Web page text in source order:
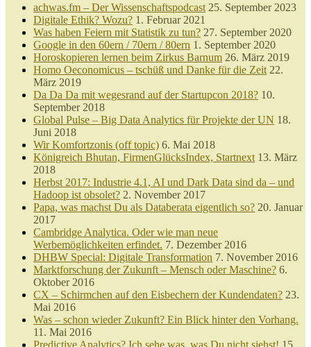
achwas.fm – Der Wissenschaftspodcast 25. September 2023
Digitale Ethik? Wozu? 1. Februar 2021
Was haben Feiern mit Statistik zu tun? 27. September 2020
Google in den 60ern / 70ern / 80ern 1. September 2020
Horoskopieren lernen beim Zirkus Barnum 26. März 2019
Homo Oeconomicus – tschüß und Danke für die Zeit 22.
März 2019
Da Da Da mit wegesrand auf der Startupcon 2018? 10.
September 2018
Global Pulse – Big Data Analytics für Projekte der UN 18.
Juni 2018
Wir Komfortzonis (off topic) 6. Mai 2018
Königreich Bhutan, FirmenGlücksIndex, Startnext 13. März
2018
Herbst 2017: Industrie 4.1, AI und Dark Data sind da – und
Hadoop ist obsolet? 2. November 2017
Papa, was machst Du als Databerata eigentlich so? 20. Januar
2017
Cambridge Analytica. Oder wie man neue
Werbemöglichkeiten erfindet. 7. Dezember 2016
DHBW Special: Digitale Transformation 7. November 2016
Marktforschung der Zukunft – Mensch oder Maschine? 6.
Oktober 2016
CX – Schirmchen auf den Eisbechern der Kundendaten? 23.
Mai 2016
Was – schon wieder Zukunft? Ein Blick hinter den Vorhang.
11. Mai 2016
Predictive Analytics? Ich sehe was, was Du nicht siehst! 15.